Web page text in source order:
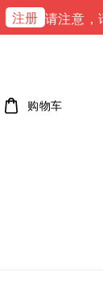
请注意，请注
购物车